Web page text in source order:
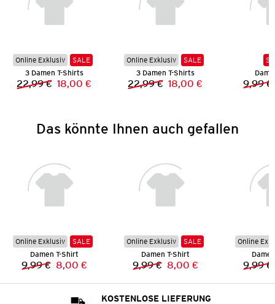
Online Exklusiv
SALE
3 Damen T-Shirts
Vorheriger Preis:
22,99 € Neuer Preis:
18,00 €
Online Exklusiv
SALE
3 Damen T-Shirts
Vorheriger Preis:
22,99 € Neuer Preis:
18,00 € 9,99 €
Das könnte Ihnen auch gefallen
Online Exklusiv
SALE
Damen T-Shirt
Vorheriger Preis:
9,99 € Neuer Preis:
8,00 €
Online Exklusiv
SALE
Damen T-Shirt
Vorheriger Preis:
9,99 € Neuer Preis:
8,00 €
Online
9,99 €
KOSTENLOSE LIEFERUNG